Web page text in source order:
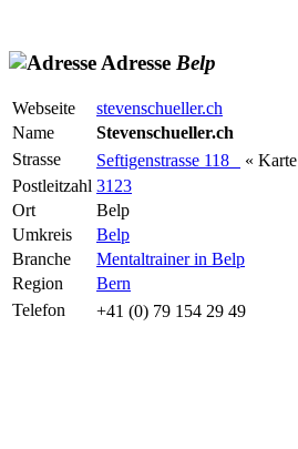
Adresse Belp
Webseite
stevenschueller.ch
Name
Stevenschueller.ch
Strasse
Seftigenstrasse 118
« Karte
Postleitzahl 3123
Ort
Belp
Umkreis
Belp
Branche
Mentaltrainer in Belp
Region
Bern
Telefon
+41 (0) 79 154 29 49